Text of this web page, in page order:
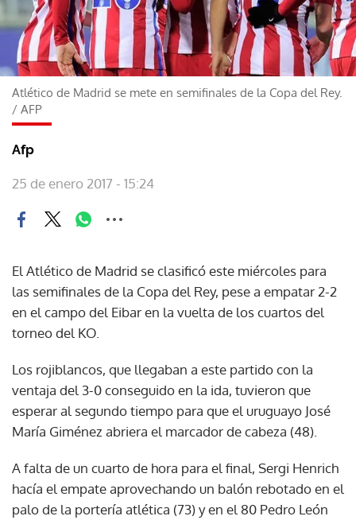
Atlético de Madrid se mete en semifinales de la Copa del Rey.
/ AFP
Afp
25 de enero 2017 - 15:24
El Atlético de Madrid se clasificó este miércoles para
las semifinales de la Copa del Rey, pese a empatar 2-2
en el campo del Eibar en la vuelta de los cuartos del
torneo del KO.
Los rojiblancos, que llegaban a este partido con la
ventaja del 3-0 conseguido en la ida, tuvieron que
esperar al segundo tiempo para que el uruguayo José
María Giménez abriera el marcador de cabeza (48).
A falta de un cuarto de hora para el final, Sergi Henrich
hacía el empate aprovechando un balón rebotado en el
palo de la portería atlética (73) y en el 80 Pedro León